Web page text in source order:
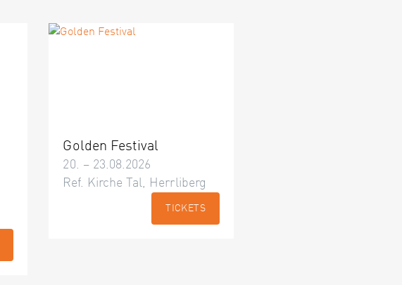
Golden Festival
20. – 23.08.2026
Ref. Kirche Tal, Herrliberg
TICKETS